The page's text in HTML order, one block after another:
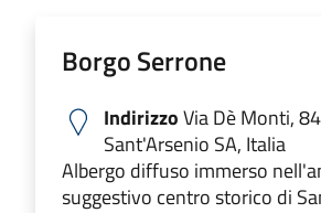
Borgo Serrone
IndirizzoVia Dè Monti,
Sant'Arsenio SA, Italia
Albergo diffuso immerso
suggestivo centro storico di